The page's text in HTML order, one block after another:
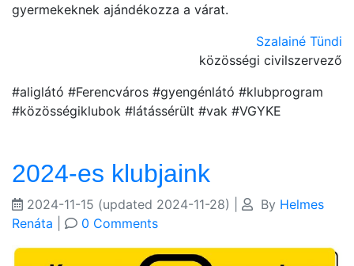
gyermekeknek ajándékozza a várat.
Szalainé Tündi
közösségi civilszervező
#aliglátó #Ferencváros #gyengénlátó #klubprogram
#közösségiklubok #látássérült #vak #VGYKE
2024-es klubjaink
2024-11-15 (updated 2024-11-28) By Helmes
Renáta
0 Comments